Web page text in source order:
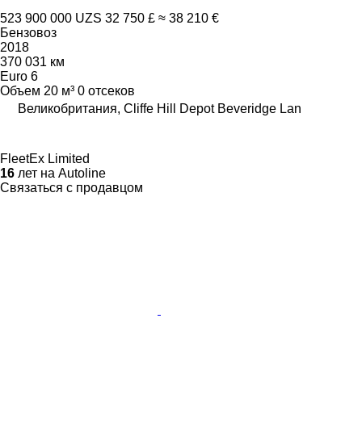
523 900 000 UZS 32 750 £ ≈ 38 210 €
Бензовоз
2018
370 031 км
Euro 6
Объем 20 м³ 0 отсеков
Великобритания, Cliffe Hill Depot Beveridge Lan
FleetEx Limited
16 лет на Autoline
Связаться с продавцом